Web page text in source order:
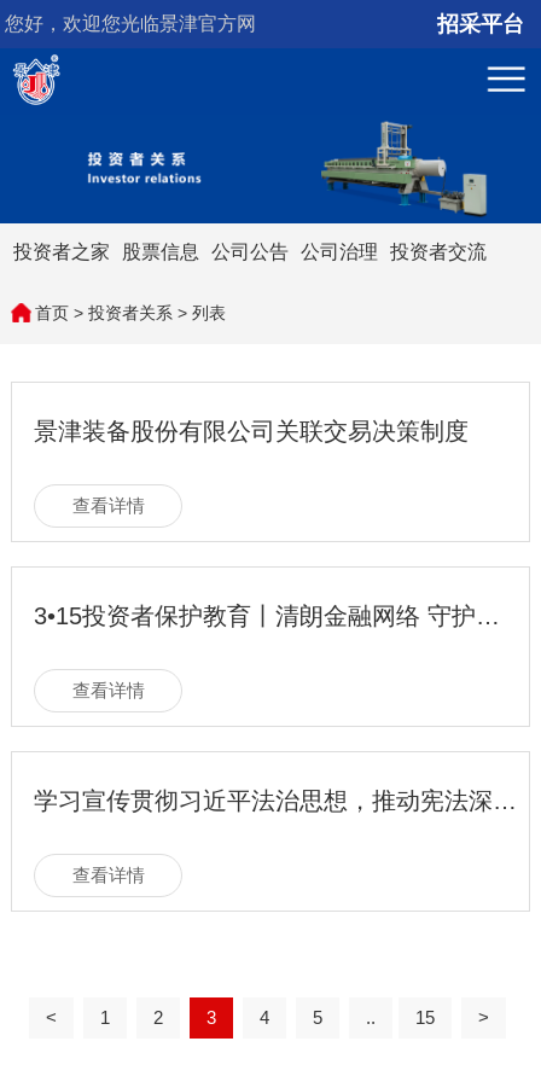
您好，欢迎您光临景津官方网
站！
招采平台
投资者之家 股票信息 公司公告 公司治理 投资者交流
首页> 投资者关系 > 列表
景津装备股份有限公司关联交易决策制度
查看详情
3•15投资者保护教育丨清朗金融网络 守护安心投资
查看详情
学习宣传贯彻习近平法治思想，推动宪法深入人心——2025年“宪法宣传周”活动
查看详情
< 1 2 3 4 5 .. 15 >